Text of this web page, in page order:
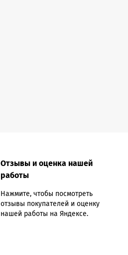
Отзывы и оценка нашей
работы
Нажмите, чтобы посмотреть
отзывы покупателей и оценку
нашей работы на Яндексе.